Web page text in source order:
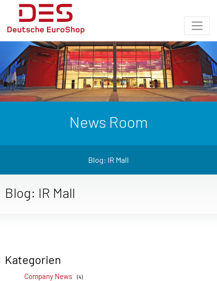
News Room
Blog: IR Mall
Blog: IR Mall
Kategorien
Company News (4)